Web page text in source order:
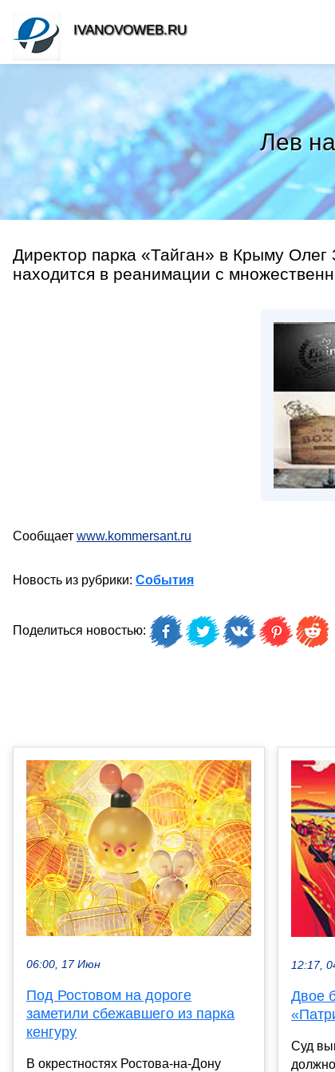
Лев
Директор парка «Тайган» в Крыму
находится в реанимации с
Сообщает www.kommersant.ru
Новость из рубрики: События
Поделиться новостью:
06:00, 17 Июн
Под Ростовом на дороге
заметили сбежавшего из парка
кенгуру
В окрестностях Ростова-на-Дону
12:17,
Двое
Суд
IVANOVOWEB.RU